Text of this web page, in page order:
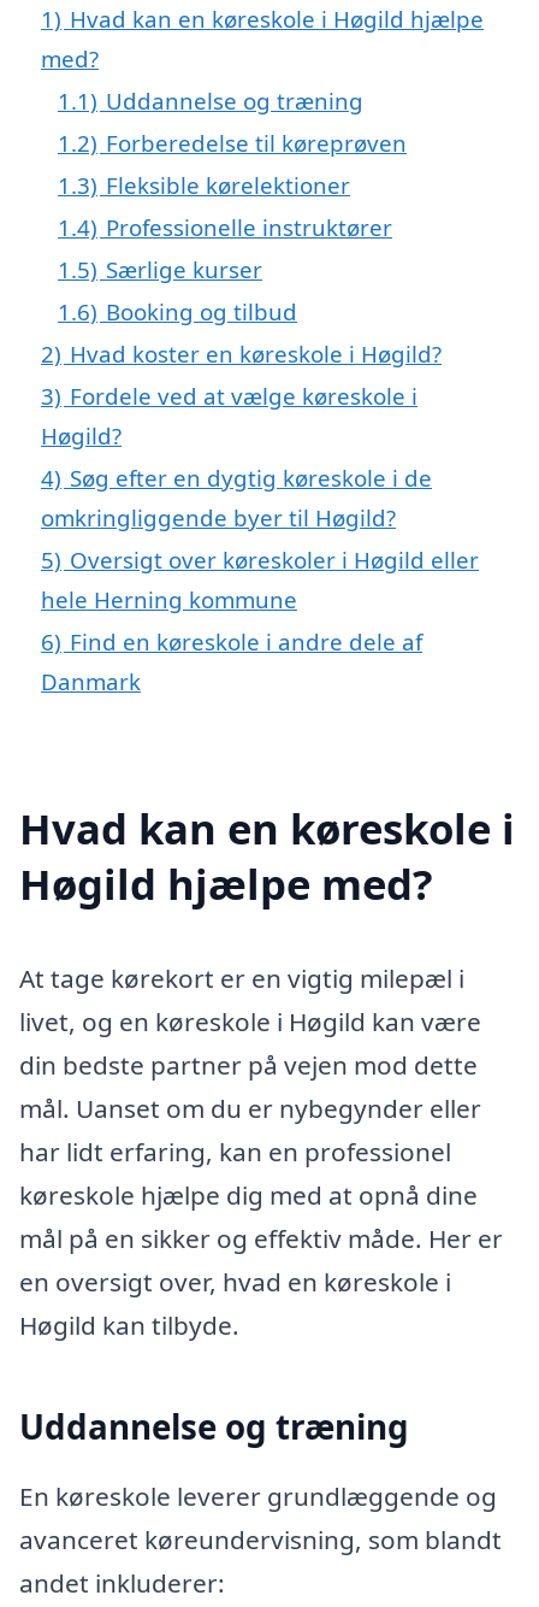
1) Hvad kan en køreskole i Høgild hjælpe
med?
1.1) Uddannelse og træning
1.2) Forberedelse til køreprøven
1.3) Fleksible kørelektioner
1.4) Professionelle instruktører
1.5) Særlige kurser
1.6) Booking og tilbud
2) Hvad koster en køreskole i Høgild?
3) Fordele ved at vælge køreskole i
Høgild?
4) Søg efter en dygtig køreskole i de
omkringliggende byer til Høgild?
5) Oversigt over køreskoler i Høgild eller
hele Herning kommune
6) Find en køreskole i andre dele af
Danmark
Hvad kan en køreskole i
Høgild hjælpe med?
At tage kørekort er en vigtig milepæl i
livet, og en køreskole i Høgild kan være
din bedste partner på vejen mod dette
mål. Uanset om du er nybegynder eller
har lidt erfaring, kan en professionel
køreskole hjælpe dig med at opnå dine
mål på en sikker og effektiv måde. Her er
en oversigt over, hvad en køreskole i
Høgild kan tilbyde.
Uddannelse og træning
En køreskole leverer grundlæggende og
avanceret køreundervisning, som blandt
andet inkluderer: